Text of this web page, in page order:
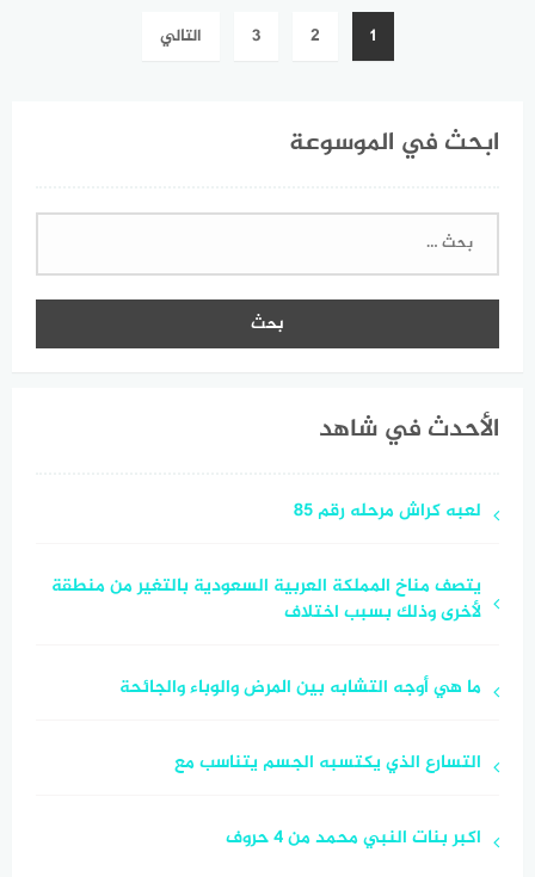
تحديث البيانات
1
2
3 التالي
ابحث في الموسوعة
البحث
الأحدث في شاهد
لعبه كراش مرحله رقم 85
يتصف مناخ المملكة العربية السعودية بالتغير من منطقة
لأخرى وذلك بسبب اختلاف
ما هي أوجه التشابه بين المرض والوباء والجائحة
التسارع الذي يكتسبه الجسم يتناسب مع
اكبر بنات النبي محمد من 4 حروف